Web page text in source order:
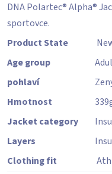
DNA Polartec® Alpha®
sportovce.
Product State
Age group
pohlaví
Hmotnost
339
Jacket category
Layers
Clothing fit